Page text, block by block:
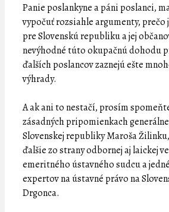
Panie poslankyne a páni poslanci,
vypočuť rozsiahle argumenty, prečo
pre Slovenskú republiku a jej
nevýhodné túto okupačnú dohodu
ďalších poslancov zaznejú ešte
výhrady.
A ak ani to nestačí, prosím
zásadných pripomienkach
Slovenskej republiky Maroša
ďalšie zo strany odbornej aj laickej
emeritného ústavného sudcu a
expertov na ústavné právo na
Drgonca.